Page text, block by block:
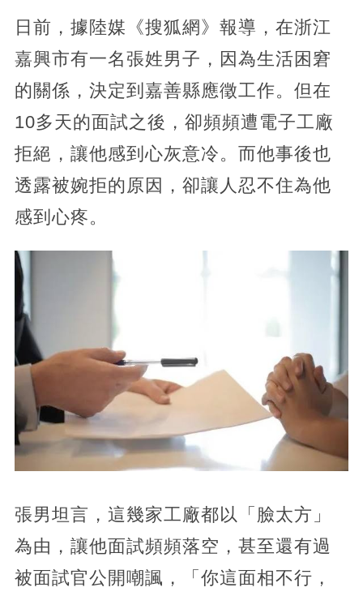
日前，據陸媒《搜狐網》報導，在浙江
嘉興市有一名張姓男子，因為生活困窘
的關係，決定到嘉善縣應徵工作。但在
10多天的面試之後，卻頻頻遭電子工廠
拒絕，讓他感到心灰意冷。而他事後也
透露被婉拒的原因，卻讓人忍不住為他
感到心疼。
張男坦言，這幾家工廠都以「臉太方」
為由，讓他面試頻頻落空，甚至還有過
被面試官公開嘲諷，「你這面相不行，